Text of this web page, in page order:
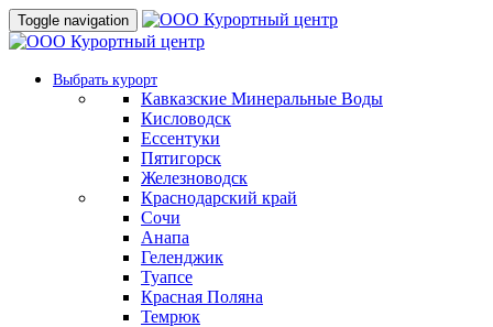
Toggle navigation
Выбрать курорт
Кавказские Минеральные Воды
Кисловодск
Ессентуки
Пятигорск
Железноводск
Краснодарский край
Сочи
Анапа
Геленджик
Туапсе
Красная Поляна
Темрюк